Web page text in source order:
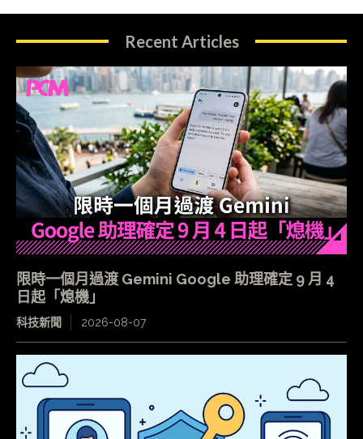
Recent Articles
限時一個月過渡 Gemini Google 助理確定 9 月 4
日起「熄機」
科技新聞 2026-08-07